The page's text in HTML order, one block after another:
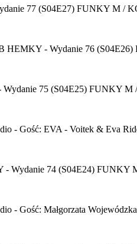
77 (S04E27) FUNKY M /
HEMKY - Wydanie 76 (S04E26)
75 (S04E25) FUNKY M
- Gość: EVA - Voitek & Eva
Wydanie 74 (S04E24) FUNKY
- Gość: Małgorzata